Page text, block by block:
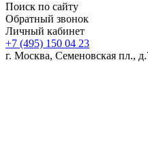
Поиск по сайту
Обратный звонок
Личный кабинет
+7 (495) 150 04 23
г. Москва, Семеновская пл.,